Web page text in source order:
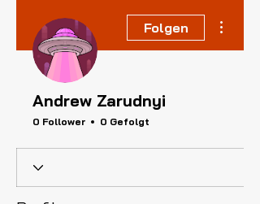
Folgen
Andrew Zarudnyi
0 Follower 0 Gefolgt